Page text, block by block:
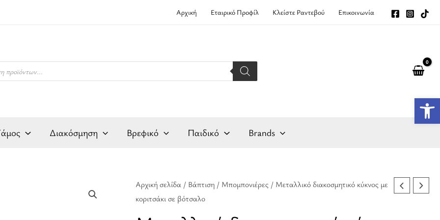
Αρχική Εταιρικό Προφίλ Κλείστε Ραντεβού Επικοινωνία
Διακόσμηση Βρεφικό Παιδικό Brands
Αρχική σελίδα / Βάπτιση / Μπομπονιέρες / Μεταλλικό διακοσμητικό κύκνος με
κοριτσάκι σε βότσαλο
Μεταλλικό
διακοσμητικό
κύκνος